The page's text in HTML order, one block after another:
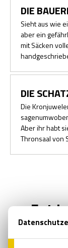
Sieht aus wie
aber ein
mit Säcken
Die
Aber ihr habt
Thronsaal von